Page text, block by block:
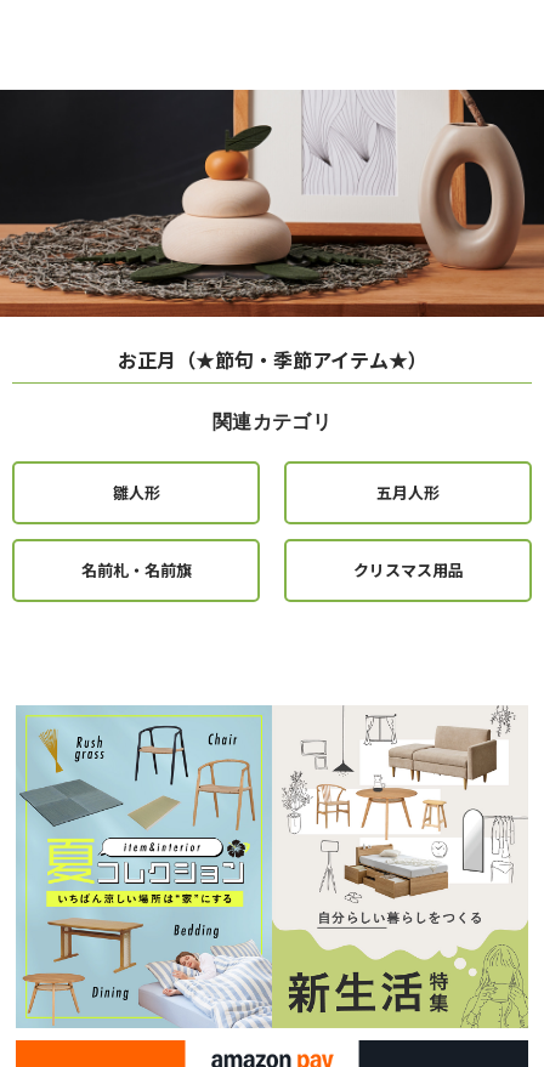
お正月（★節句・季節アイテム★）
関連カテゴリ
雛人形 五月人形
名前札・名前旗 クリスマス用品